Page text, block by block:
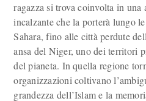
ragazza si trova coinvolta in una
incalzante che la porterà lungo
Sahara, fino alle città perdute
ansa del Niger, uno dei territori
del pianeta. In quella regione
organizzazioni coltivano
grandezza dell’Islam e la